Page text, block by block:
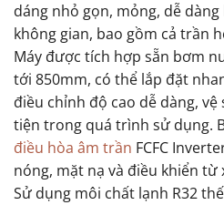
dáng nhỏ gọn, mỏng, dễ
không gian, bao gồm cả trần
Máy được tích hợp sẵn bơm
tới 850mm, có thể lắp đặt
điều chỉnh độ cao dễ dàng,
tiện trong quá trình sử dụng.
điều hòa âm trần FCFC
nóng, mặt nạ và điều khiển từ
Sử dụng môi chất lạnh R32